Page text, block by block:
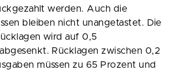
werden. Auch die
bleiben nicht unangetastet. Die
wird auf 0,5
Rücklagen zwischen 0,2
müssen zu 65 Prozent und